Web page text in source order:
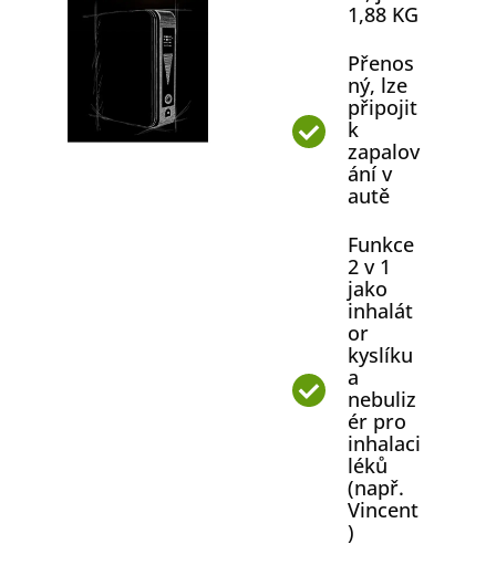
1,88 KG
Přenos
ný, lze
připojit
k
zapalov
ání v
autě
Funkce
2 v 1
jako
inhalát
or
kyslíku
a
nebuliz
ér pro
inhalaci
léků
(např.
Vincent
)